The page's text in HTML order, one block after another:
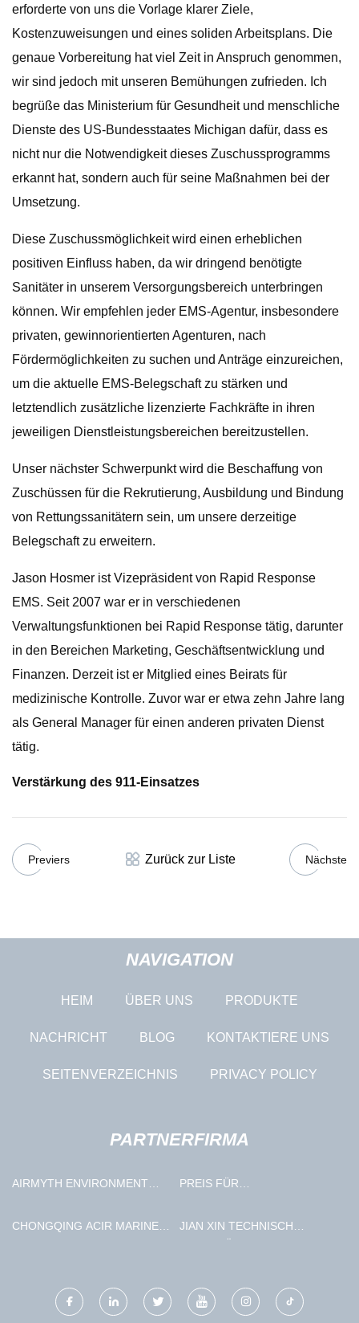
erforderte von uns die Vorlage klarer Ziele,
Kostenzuweisungen und eines soliden Arbeitsplans. Die
genaue Vorbereitung hat viel Zeit in Anspruch genommen,
wir sind jedoch mit unseren Bemühungen zufrieden. Ich
begrüße das Ministerium für Gesundheit und menschliche
Dienste des US-Bundesstaates Michigan dafür, dass es
nicht nur die Notwendigkeit dieses Zuschussprogramms
erkannt hat, sondern auch für seine Maßnahmen bei der
Umsetzung.
Diese Zuschussmöglichkeit wird einen erheblichen
positiven Einfluss haben, da wir dringend benötigte
Sanitäter in unserem Versorgungsbereich unterbringen
können. Wir empfehlen jeder EMS-Agentur, insbesondere
privaten, gewinnorientierten Agenturen, nach
Fördermöglichkeiten zu suchen und Anträge einzureichen,
um die aktuelle EMS-Belegschaft zu stärken und
letztendlich zusätzliche lizenzierte Fachkräfte in ihren
jeweiligen Dienstleistungsbereichen bereitzustellen.
Unser nächster Schwerpunkt wird die Beschaffung von
Zuschüssen für die Rekrutierung, Ausbildung und Bindung
von Rettungssanitätern sein, um unsere derzeitige
Belegschaft zu erweitern.
Jason Hosmer ist Vizepräsident von Rapid Response
EMS. Seit 2007 war er in verschiedenen
Verwaltungsfunktionen bei Rapid Response tätig, darunter
in den Bereichen Marketing, Geschäftsentwicklung und
Finanzen. Derzeit ist er Mitglied eines Beirats für
medizinische Kontrolle. Zuvor war er etwa zehn Jahre lang
als General Manager für einen anderen privaten Dienst
tätig.
Verstärkung des 911-Einsatzes
Previers Zurück zur Liste Nächste
NAVIGATION
HEIM ÜBER UNS PRODUKTE
NACHRICHT BLOG KONTAKTIERE UNS
SEITENVERZEICHNIS PRIVACY POLICY
PARTNERFIRMA
AIRMYTH ENVIRONMENT
PREIS FÜR
CHONGQING ACIR MARINE
JIAN XIN TECHNISCH